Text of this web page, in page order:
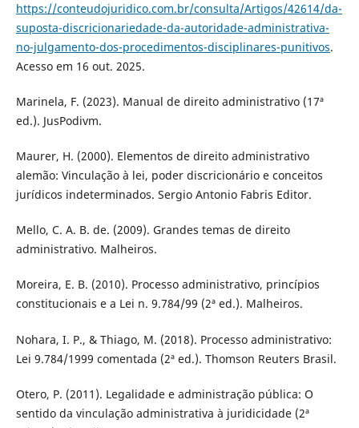
https://conteudojuridico.com.br/consulta/Artigos/42614/da-
suposta-discricionariedade-da-autoridade-administrativa-
no-julgamento-dos-procedimentos-disciplinares-punitivos.
Acesso em 16 out. 2025.
Marinela, F. (2023). Manual de direito administrativo (17ª
ed.). JusPodivm.
Maurer, H. (2000). Elementos de direito administrativo
alemão: Vinculação à lei, poder discricionário e conceitos
jurídicos indeterminados. Sergio Antonio Fabris Editor.
Mello, C. A. B. de. (2009). Grandes temas de direito
administrativo. Malheiros.
Moreira, E. B. (2010). Processo administrativo, princípios
constitucionais e a Lei n. 9.784/99 (2ª ed.). Malheiros.
Nohara, I. P., & Thiago, M. (2018). Processo administrativo:
Lei 9.784/1999 comentada (2ª ed.). Thomson Reuters Brasil.
Otero, P. (2011). Legalidade e administração pública: O
sentido da vinculação administrativa à juridicidade (2ª